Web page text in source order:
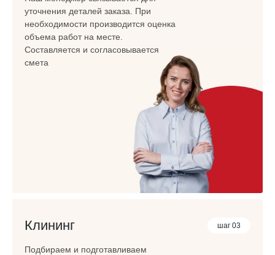
уточнения деталей заказа. При
необходимости производится оценка
объема работ на месте.
Составляется и согласовывается
смета
шаг 03
Клининг
Подбираем и подготавливаем